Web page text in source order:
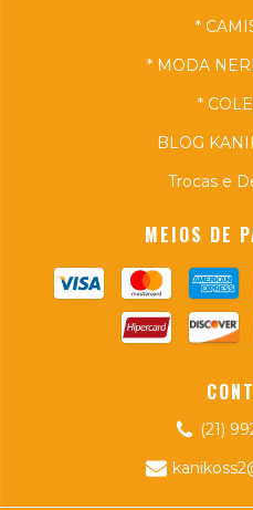
*
* MODA
*
BLOG
Trocas e
MEIOS DE
(21)